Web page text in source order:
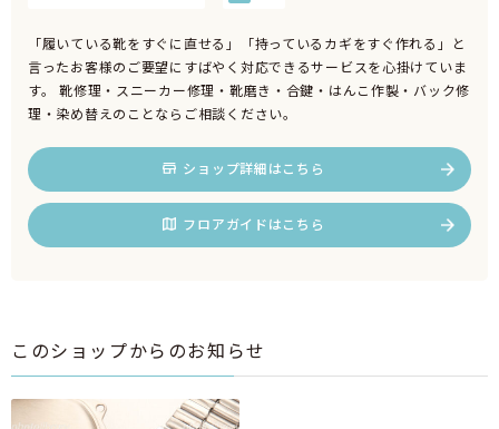
「履いている靴をすぐに直せる」「持っているカギをすぐ作れる」と
言ったお客様のご要望にすばやく対応できるサービスを心掛けていま
す。 靴修理・スニーカー修理・靴磨き・合鍵・はんこ作製・バック修
理・染め替えのことならご相談ください。
ショップ詳細はこちら
フロアガイドはこちら
このショップからのお知らせ